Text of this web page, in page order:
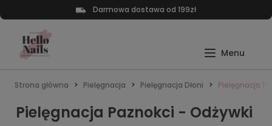
Darmowa dostawa od 199zł
Strona główna Pielęgnacja Pielęgnacja Dłoni Pielęgnacja
Pielęgnacja Paznokci - Odżywki